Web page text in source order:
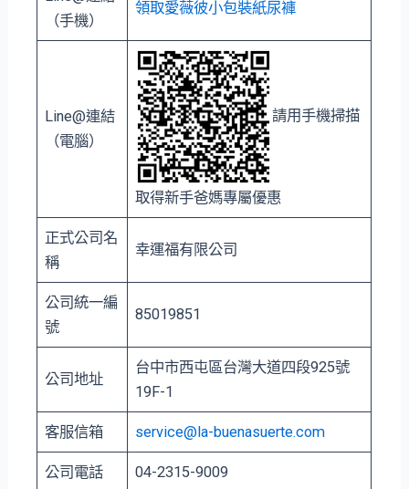
（手機）
領取愛薇彼小包裝紙尿褲
Line@連結
（電腦）
請用手機掃描
取得新手爸媽專屬優惠
正式公司名
稱
幸運福有限公司
公司統一編
號
85019851
公司地址
台中市⻄屯區台灣大道四段925號
19F-1
客服信箱 service@la-buenasuerte.com
公司電話 04-2315-9009